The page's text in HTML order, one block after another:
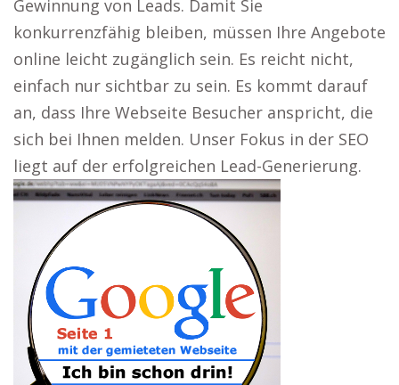
Gewinnung von Leads. Damit Sie
konkurrenzfähig bleiben, müssen Ihre Angebote
online leicht zugänglich sein. Es reicht nicht,
einfach nur sichtbar zu sein. Es kommt darauf
an, dass Ihre Webseite Besucher anspricht, die
sich bei Ihnen melden. Unser Fokus in der SEO
liegt auf der erfolgreichen Lead-Generierung.